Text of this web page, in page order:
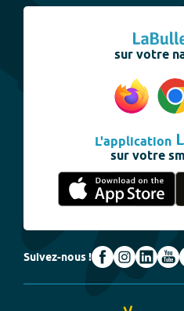
sur votre
L'application
sur votre
Suivez-nous !